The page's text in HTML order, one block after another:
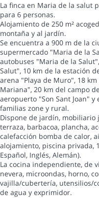
La finca en Maria de la salut
para 6 personas.
Alojamiento de 250 m²
montaña y al jardín.
Se encuentra a 900 m de la
supermercado "Maria de la
autobuses "Maria de la
Salut", 10 km de la estación
arena "Playa de Muro", 18
Mariana", 20 km del campo
aeropuerto "Son Sant Joan"
familias zone y rural.
Dispone de jardín, mobiliario
terraza, barbacoa, plancha,
calefacción bomba de calor,
alojamiento, piscina privada,
Español, Inglés, Alemán).
La cocina independiente, de
nevera, microondas, horno,
vajilla/cubertería, utensilios/
de agua y exprimidor.